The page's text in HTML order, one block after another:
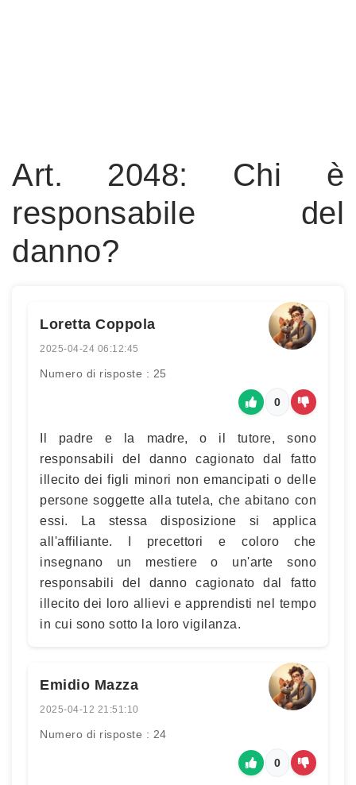
Art. 2048: Chi è
responsabile del
danno?
Loretta Coppola
2025-04-24 06:12:45
Numero di risposte : 25
0
Il padre e la madre, o il tutore, sono
responsabili del danno cagionato dal fatto
illecito dei figli minori non emancipati o delle
persone soggette alla tutela, che abitano con
essi. La stessa disposizione si applica
all'affiliante. I precettori e coloro che
insegnano un mestiere o un'arte sono
responsabili del danno cagionato dal fatto
illecito dei loro allievi e apprendisti nel tempo
in cui sono sotto la loro vigilanza.
Emidio Mazza
2025-04-12 21:51:10
Numero di risposte : 24
0